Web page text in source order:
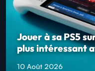
Jouer à sa PS5
plus intéressant
10 Août 2026